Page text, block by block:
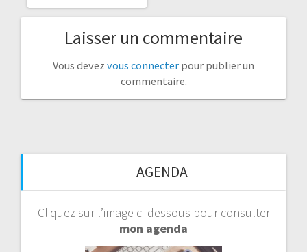
Laisser un commentaire
Vous devez vous connecter pour publier un
commentaire.
AGENDA
Cliquez sur l’image ci-dessous pour consulter
mon agenda